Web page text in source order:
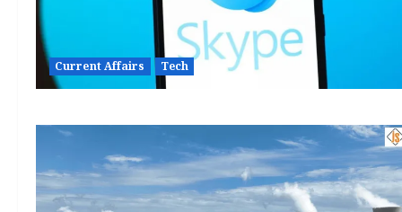
Current Affairs Tech